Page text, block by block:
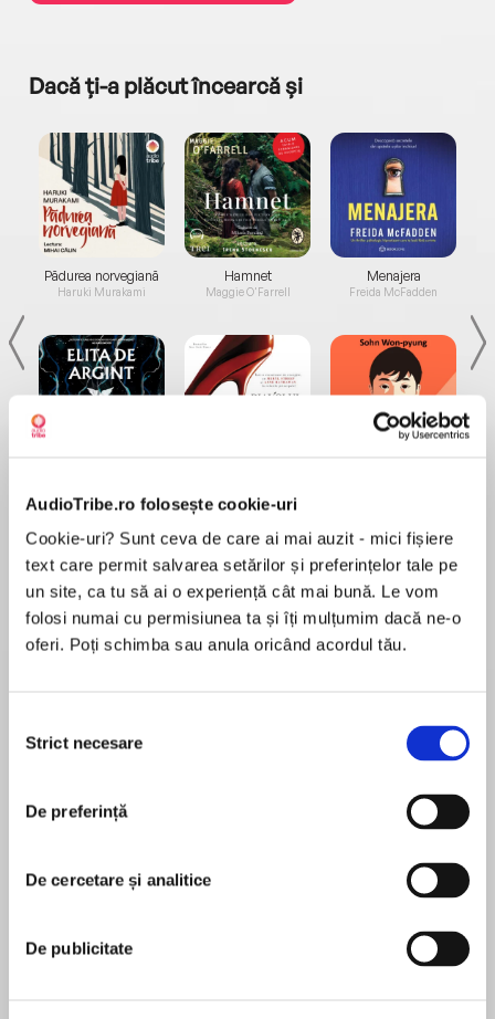
AudioTribe.ro folosește cookie-uri
Cookie-uri? Sunt ceva de care ai mai auzit - mici fișiere
text care permit salvarea setărilor și preferințelor tale pe
un site, ca tu să ai o experiență cât mai bună. Le vom
folosi numai cu permisiunea ta și îți mulțumim dacă ne-o
oferi. Poți schimba sau anula oricând acordul tău.
consimțământului
Strict necesare
De preferință
De cercetare și analitice
De publicitate
Dacă ți-a plăcut încearcă și
Pădurea norvegiană
Haruki Murakami
de...
Dani Francis
Hamnet
Maggie O'Farrell
la...
Lauren Weisberger
Menajera
Freida McFadden
Desprecarte
Second novel in the chilling and epic new
THORNS and RED SISTER.
'If you like dark you will love Mark Lawrence. And
when the light breaks through and it all makes
On Abeth there is only the ice. And the Black
În acest moment nu există recenzii
Mark Lawrence
Mark Lawrence is married with four children, one
of whom is severely disabled. His day job is as a